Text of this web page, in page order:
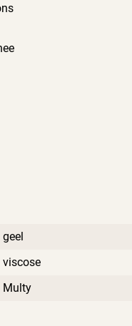
geel
viscose
Multy